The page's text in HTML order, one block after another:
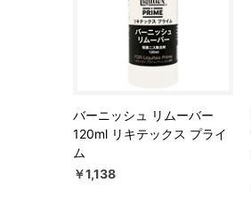
バーニッシュ リムーバー
120ml リキテックス プライ
ム
￥1,138